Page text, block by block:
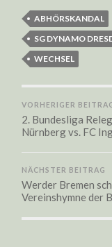
ABHÖRSKANDAL
SG DYNAMO
WECHSEL
VORHERIGER
2. Bundesliga
Nürnberg vs. FC
NÄCHSTER BEITRAG
Werder Bremen
Vereinshymne der